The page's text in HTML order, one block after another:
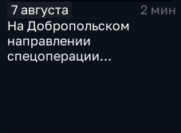
7 августа
2 мин
На Добропольском
направлении
спецоперации